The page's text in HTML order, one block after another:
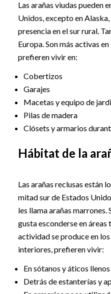
Las arañas viudas pueden
Unidos, excepto en Alaska,
presencia en el sur rural.
Europa. Son más activas
prefieren vivir en:
Cobertizos
Garajes
Macetas y equipo de
Pilas de madera
Clósets y armarios
Hábitat de la
Las arañas reclusas están
mitad sur de Estados
les llama arañas marrones.
gusta esconderse en áreas
actividad se produce en
interiores, prefieren vivir:
En sótanos y áticos llenos
Detrás de estanterías y